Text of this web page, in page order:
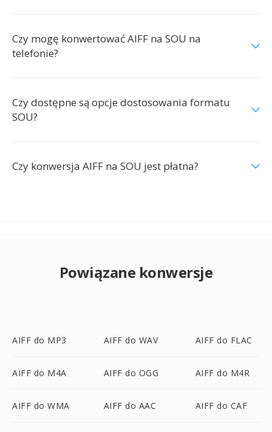
Czy mogę konwertować AIFF na SOU na
telefonie?
Czy dostępne są opcje dostosowania formatu
SOU?
Czy konwersja AIFF na SOU jest płatna?
Powiązane konwersje
AIFF do MP3 AIFF do WAV AIFF do FLAC
AIFF do M4A AIFF do OGG AIFF do M4R
AIFF do WMA AIFF do AAC AIFF do CAF